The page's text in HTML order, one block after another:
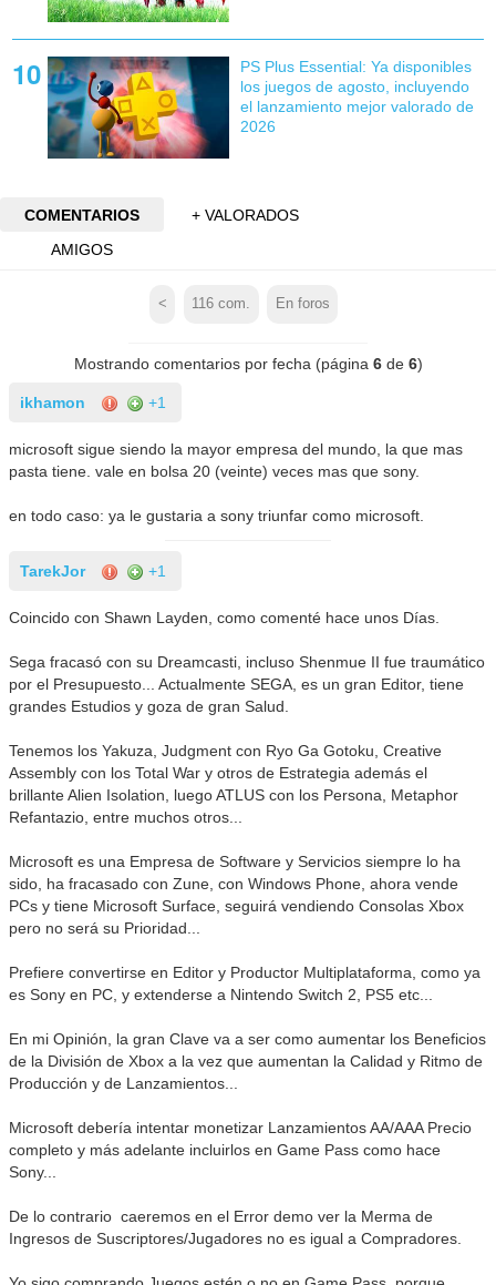
PS Plus Essential: Ya disponibles
los juegos de agosto, incluyendo
el lanzamiento mejor valorado de
2026
COMENTARIOS
+ VALORADOS
AMIGOS
< 116 com. En foros
Mostrando comentarios por fecha (página 6de 6)
ikhamon +1
microsoft sigue siendo la mayor empresa del mundo, la que mas
pasta tiene. vale en bolsa 20 (veinte) veces mas que sony.
en todo caso: ya le gustaria a sony triunfar como microsoft.
TarekJor +1
Coincido con Shawn Layden, como comenté hace unos Días.
Sega fracasó con su Dreamcasti, incluso Shenmue II fue traumático
por el Presupuesto... Actualmente SEGA, es un gran Editor, tiene
grandes Estudios y goza de gran Salud.
Tenemos los Yakuza, Judgment con Ryo Ga Gotoku, Creative
Assembly con los Total War y otros de Estrategia además el
brillante Alien Isolation, luego ATLUS con los Persona, Metaphor
Refantazio, entre muchos otros...
Microsoft es una Empresa de Software y Servicios siempre lo ha
sido, ha fracasado con Zune, con Windows Phone, ahora vende
PCs y tiene Microsoft Surface, seguirá vendiendo Consolas Xbox
pero no será su Prioridad...
Prefiere convertirse en Editor y Productor Multiplataforma, como ya
es Sony en PC, y extenderse a Nintendo Switch 2, PS5 etc...
En mi Opinión, la gran Clave va a ser como aumentar los Beneficios
de la División de Xbox a la vez que aumentan la Calidad y Ritmo de
Producción y de Lanzamientos...
Microsoft debería intentar monetizar Lanzamientos AA/AAA Precio
completo y más adelante incluirlos en Game Pass como hace
Sony...
De lo contrario caeremos en el Error demo ver la Merma de
Ingresos de Suscriptores/Jugadores no es igual a Compradores.